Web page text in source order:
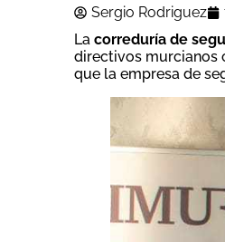
Sergio Rodriguez
La correduría de
directivos murcianos
que la empresa de